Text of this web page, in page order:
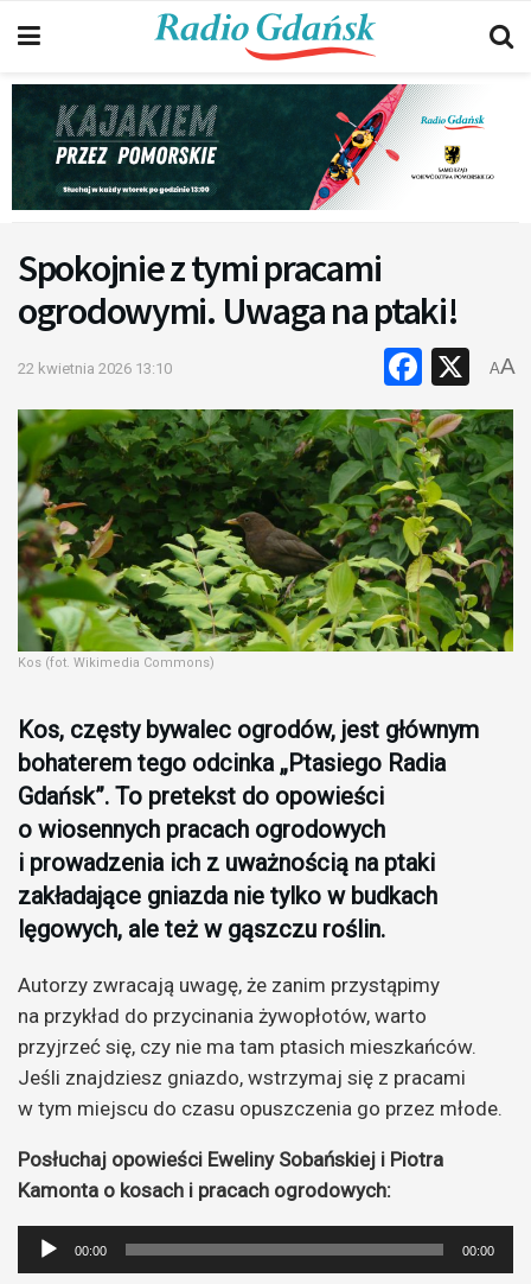
Spokojnie z tymi pracami
ogrodowymi. Uwaga na ptaki!
22 kwietnia 2026 13:10 X
AA
Kos (fot. Wikimedia Commons)
Kos, częsty bywalec ogrodów, jest głównym
bohaterem tego odcinka „Ptasiego Radia
Gdańsk”. To pretekst do opowieści
o wiosennych pracach ogrodowych
i prowadzenia ich z uważnością na ptaki
zakładające gniazda nie tylko w budkach
lęgowych, ale też w gąszczu roślin.
Autorzy zwracają uwagę, że zanim przystąpimy
na przykład do przycinania żywopłotów, warto
przyjrzeć się, czy nie ma tam ptasich mieszkańców.
Jeśli znajdziesz gniazdo, wstrzymaj się z pracami
w tym miejscu do czasu opuszczenia go przez młode.
Posłuchaj opowieści Eweliny Sobańskiej i Piotra
Kamonta o kosach i pracach ogrodowych:
Odtwarzacz
plików
00:00 00:00